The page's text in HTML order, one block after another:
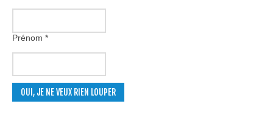
Prénom*